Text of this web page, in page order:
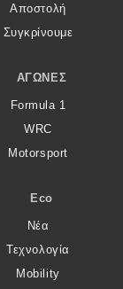
Αποστολή
Συγκρίνουμε
ΑΓΏΝΕΣ
Formula 1
WRC
Motorsport
Eco
Νέα
Τεχνολογία
Mobility